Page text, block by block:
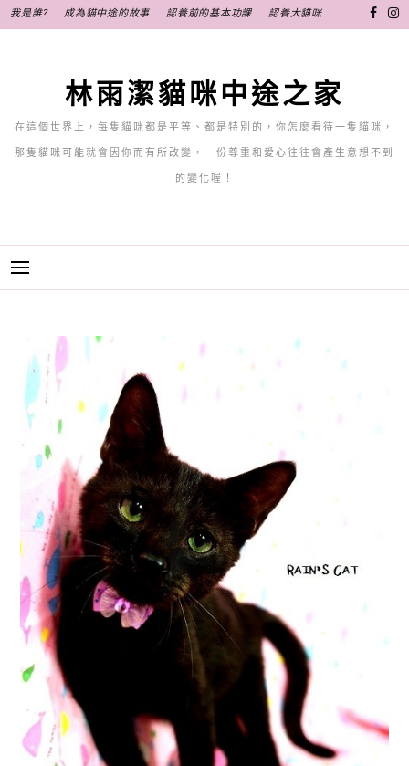
至
我是誰? 成為貓中途的故事 認養前的基本功課 認養大貓咪
林雨潔貓咪中途之家
在這個世界上，每隻貓咪都是平等、都是特別的，你怎麼看待一隻貓咪，
那隻貓咪可能就會因你而有所改變，一份尊重和愛心往往會產生意想不到
的變化喔！